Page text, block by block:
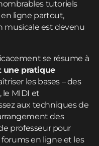
tutoriels
ligne partout,
musicale est devenu
se résume à
une pratique
les bases – des
le MIDI et
aux techniques de
des
professeur pour
en ligne et les